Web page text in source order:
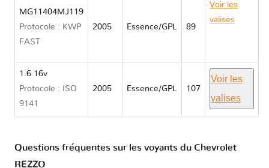
MG11404MJ119
Protocole : KWP
FAST
2005 Essence/GPL 89
Voir les
valises
1.6 16v
Protocole : ISO
9141
2005 Essence/GPL 107
Voir les
valises
Questions fréquentes sur les voyants du Chevrolet
REZZO